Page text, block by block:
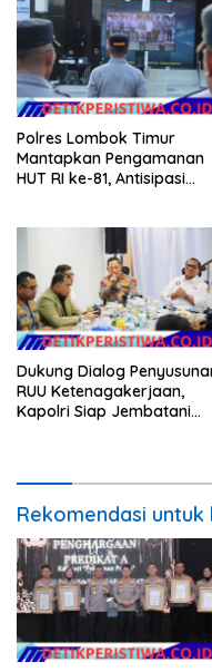
Polres Lombok Timur
Mantapkan Pengamanan
HUT RI ke-81, Antisipasi
Dukung Dialog
RUU Ketenagakerjaan,
Kapolri Siap Jembatani
Rekomendasi untuk